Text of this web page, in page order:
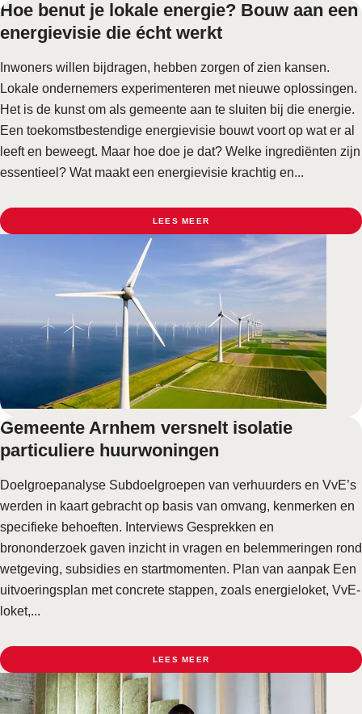
Hoe benut je lokale energie? Bouw aan een
energievisie die écht werkt
Inwoners willen bijdragen, hebben zorgen of zien kansen.
Lokale ondernemers experimenteren met nieuwe oplossingen.
Het is de kunst om als gemeente aan te sluiten bij die energie.
Een toekomstbestendige energievisie bouwt voort op wat er al
leeft en beweegt. Maar hoe doe je dat? Welke ingrediënten zijn
essentieel? Wat maakt een energievisie krachtig en...
LEES MEER
Gemeente Arnhem versnelt isolatie
particuliere huurwoningen
Doelgroepanalyse Subdoelgroepen van verhuurders en VvE’s
werden in kaart gebracht op basis van omvang, kenmerken en
specifieke behoeften. Interviews Gesprekken en
brononderzoek gaven inzicht in vragen en belemmeringen rond
wetgeving, subsidies en startmomenten. Plan van aanpak Een
uitvoeringsplan met concrete stappen, zoals energieloket, VvE-
loket,...
LEES MEER